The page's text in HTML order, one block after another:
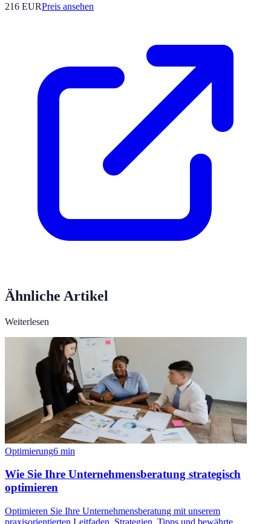
216 EURPreis ansehen
Ähnliche Artikel
Weiterlesen
Optimierung6 min
Wie Sie Ihre Unternehmensberatung strategisch
optimieren
Optimieren Sie Ihre Unternehmensberatung mit unserem